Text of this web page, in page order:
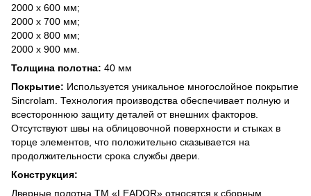
2000 х 600 мм;
2000 х 700 мм;
2000 х 800 мм;
2000 х 900 мм.
Толщина полотна: 40 мм
Покрытие: Используется уникальное многослойное покрытие
Sincrolam. Технология производства обеспечивает полную и
всестороннюю защиту деталей от внешних факторов.
Отсутствуют швы на облицовочной поверхности и стыках в
торце элементов, что положительно сказывается на
продолжительности срока службы двери.
Конструкция:
Дверные полотна ТМ «LEADOR» относятся к сборным